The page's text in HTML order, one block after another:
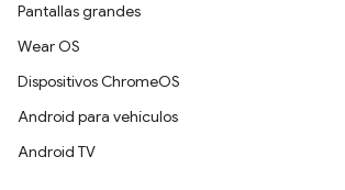
Pantallas grandes
Wear OS
Dispositivos ChromeOS
Android para vehículos
Android TV